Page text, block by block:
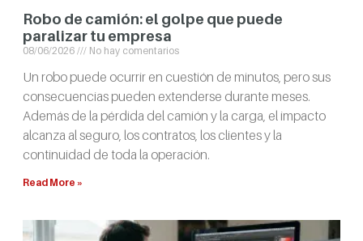
Robo de camión: el golpe que puede
paralizar tu empresa
08/06/2026 No hay comentarios
Un robo puede ocurrir en cuestión de minutos, pero sus
consecuencias pueden extenderse durante meses.
Además de la pérdida del camión y la carga, el impacto
alcanza al seguro, los contratos, los clientes y la
continuidad de toda la operación.
Read More »